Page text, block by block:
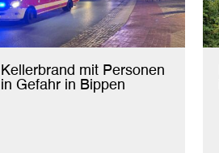
Kellerbrand mit Personen
in Gefahr in Bippen